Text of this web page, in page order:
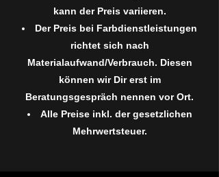
kann der Preis variieren.
Der Preis bei Farbdienstleistungen
richtet sich nach
Materialaufwand/Verbrauch. Diesen
können wir Dir erst im
Beratungsgespräch nennen vor Ort.
Alle Preise inkl. der gesetzlichen
Mehrwertsteuer.